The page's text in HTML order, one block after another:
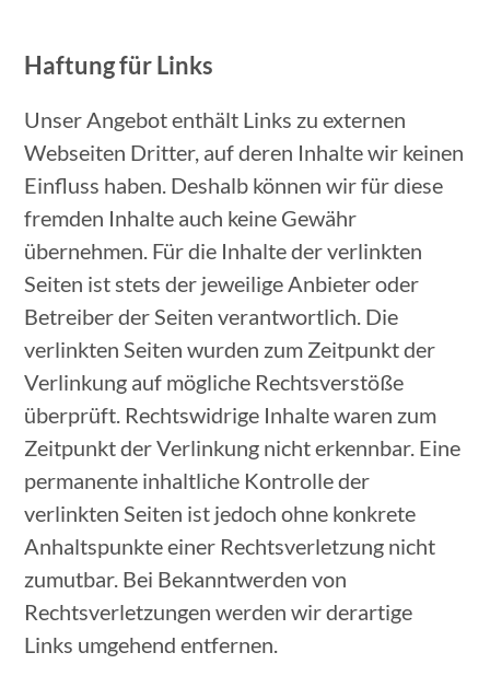
Haftung für Links
Unser Angebot enthält Links zu externen
Webseiten Dritter, auf deren Inhalte wir keinen
Einfluss haben. Deshalb können wir für diese
fremden Inhalte auch keine Gewähr
übernehmen. Für die Inhalte der verlinkten
Seiten ist stets der jeweilige Anbieter oder
Betreiber der Seiten verantwortlich. Die
verlinkten Seiten wurden zum Zeitpunkt der
Verlinkung auf mögliche Rechtsverstöße
überprüft. Rechtswidrige Inhalte waren zum
Zeitpunkt der Verlinkung nicht erkennbar. Eine
permanente inhaltliche Kontrolle der
verlinkten Seiten ist jedoch ohne konkrete
Anhaltspunkte einer Rechtsverletzung nicht
zumutbar. Bei Bekanntwerden von
Rechtsverletzungen werden wir derartige
Links umgehend entfernen.